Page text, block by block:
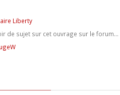
Liberty
de sujet sur cet ouvrage sur le forum...